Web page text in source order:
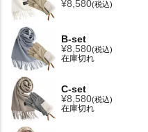
¥8,580 税込
B-set
¥8,580 税込
在庫切れ
C-set
¥8,580 税込
在庫切れ